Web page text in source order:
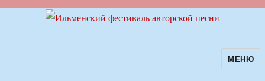
Ильменский фестиваль авторскойМЕНЮ